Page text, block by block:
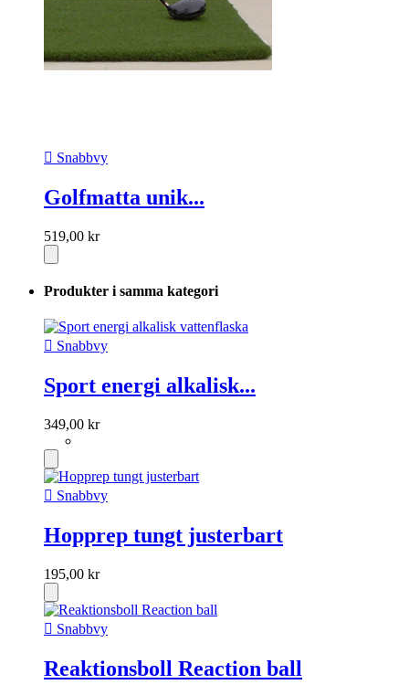
 Snabbvy
Golfmatta unik...
519,00 kr
Produkter i samma kategori
 Snabbvy
Sport energi alkalisk...
349,00 kr
 Snabbvy
Hopprep tungt justerbart
195,00 kr
 Snabbvy
Reaktionsboll Reaction ball